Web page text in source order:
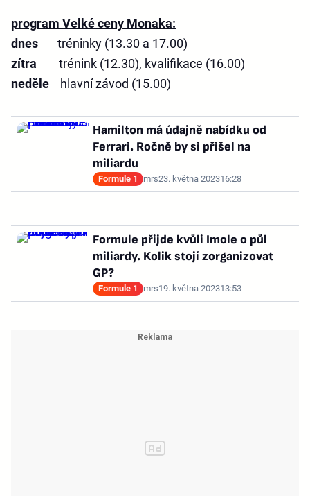
program Velké ceny Monaka:
dnes tréninky (13.30 a 17.00)
zítra trénink (12.30), kvalifikace (16.00)
neděle hlavní závod (15.00)
Hamilton má údajně nabídku od
Ferrari. Ročně by si přišel na
miliardu
Formule 1 mrs23. května 202316:28
Formule přijde kvůli Imole o půl
miliardy. Kolik stojí zorganizovat
GP?
Formule 1 mrs19. května 202313:53